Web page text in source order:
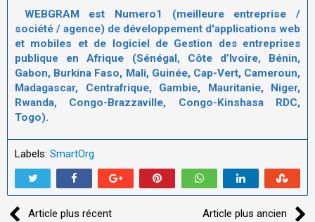
WEBGRAM est Numero1 (meilleure entreprise /
société / agence) de développement d'applications web
et mobiles et de logiciel de Gestion des entreprises
publique en Afrique (Sénégal, Côte d’Ivoire, Bénin,
Gabon, Burkina Faso, Mali, Guinée, Cap-Vert, Cameroun,
Madagascar, Centrafrique, Gambie, Mauritanie, Niger,
Rwanda, Congo-Brazzaville, Congo-Kinshasa RDC,
Togo).
Labels: SmartOrg
Article plus récent Article plus ancien